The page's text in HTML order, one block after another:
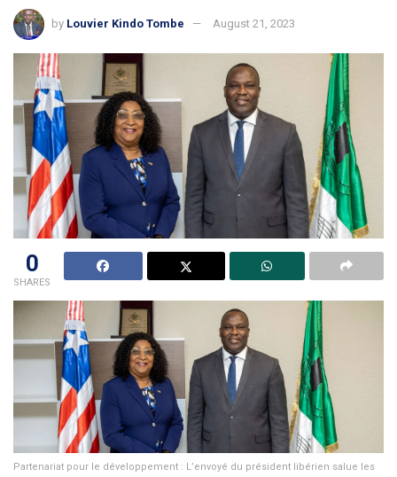
by Louvier Kindo Tombe August 21, 2023
0
SHARES
Partenariat pour le développement : L’envoyé du président libérien salue les